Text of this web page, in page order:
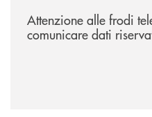
Attenzione alle frodi
comunicare dati